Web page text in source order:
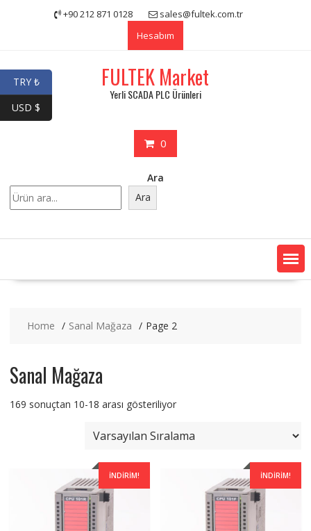
+90 212 871 0128
sales@fultek.com.tr
Hesabım
FULTEK Market
Yerli SCADA PLC Ürünleri
0
Ara
Ara
Home Sanal Mağaza Page 2
Sanal Mağaza
169 sonuçtan 10-18 arası gösteriliyor
İNDIRIM! İNDIRIM!
TRY ₺
USD $